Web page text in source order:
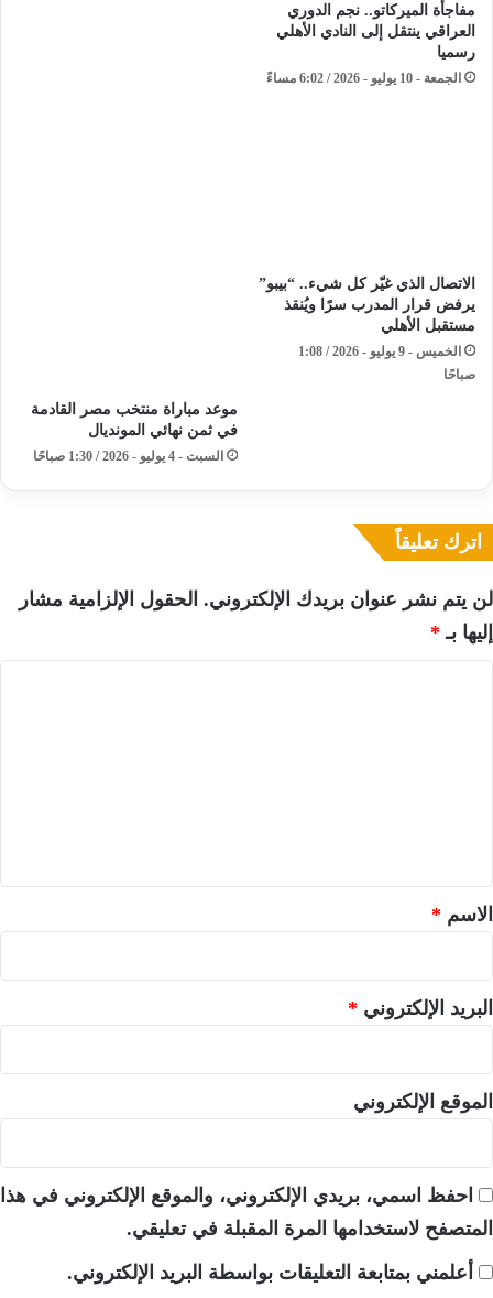
مفاجأة الميركاتو.. نجم الدوري
العراقي ينتقل إلى النادي الأهلي
رسميا
الجمعة - 10 يوليو - 2026 / 6:02 مساءً
الاتصال الذي غيّر كل شيء.. “بيبو”
يرفض قرار المدرب سرًا ويُنقذ
مستقبل الأهلي
الخميس - 9 يوليو - 2026 / 1:08
صباحًا
موعد مباراة منتخب مصر القادمة
في ثمن نهائي المونديال
السبت - 4 يوليو - 2026 / 1:30 صباحًا
اترك تعليقاً
لن يتم نشر عنوان بريدك الإلكتروني. الحقول الإلزامية مشار
إليها بـ *
*الاسم *
البريد الإلكتروني *
الموقع الإلكتروني
احفظ اسمي، بريدي الإلكتروني، والموقع الإلكتروني في هذا
المتصفح لاستخدامها المرة المقبلة في تعليقي.
أعلمني بمتابعة التعليقات بواسطة البريد الإلكتروني.